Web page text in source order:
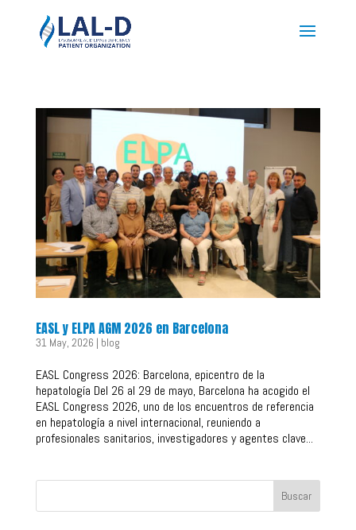
EASL y ELPA AGM 2026 en Barcelona
31 May, 2026 | blog
EASL Congress 2026: Barcelona, epicentro de la
hepatología Del 26 al 29 de mayo, Barcelona ha acogido el
EASL Congress 2026, uno de los encuentros de referencia
en hepatología a nivel internacional, reuniendo a
profesionales sanitarios, investigadores y agentes clave...
Buscar